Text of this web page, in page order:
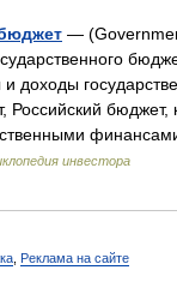
—
доходы
бюджет,
инвестора
Реклама на сайте